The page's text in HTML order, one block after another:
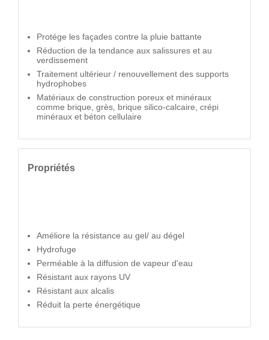
Protége les façades contre la pluie battante
Réduction de la tendance aux salissures et au
verdissement
Traitement ultérieur / renouvellement des supports
hydrophobes
Matériaux de construction poreux et minéraux
comme brique, grès, brique silico-calcaire, crépi
minéraux et béton cellulaire
Propriétés
Améliore la résistance au gel/ au dégel
Hydrofuge
Perméable à la diffusion de vapeur d'eau
Résistant aux rayons UV
Résistant aux alcalis
Réduit la perte énergétique